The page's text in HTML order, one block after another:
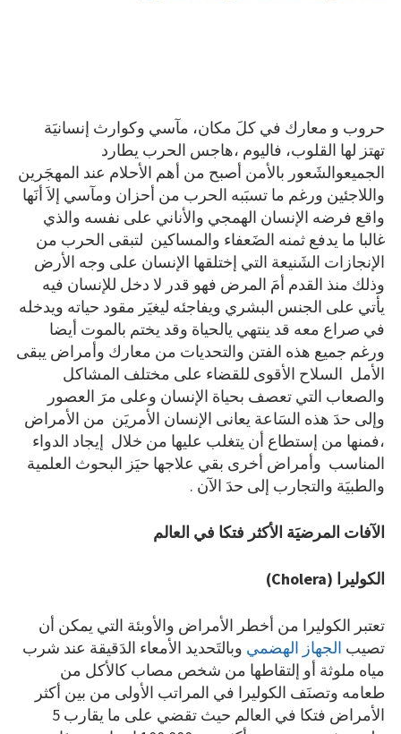
حروب و معارك في كلَ مكان، مآسي وكوارث إنسانيَة
تهتز لها القلوب، فاليوم ،هاجس الحرب يطارد
الجميعوالشَعور بالأمن أصبح من أهم الأحلام عند المهجَرين
واللاجئين ورغم ما تسبَبه الحرب من أحزان ومآسي إلاَ أنَها
واقع فرضه الإنسان الهمجي والأناني على نفسه والذي
غالبا ما يدفع ثمنه الضَعفاء والمساكين لتبقى الحرب من
الإنجازات الشَنيعة التي إختلقها الإنسان على وجه الأرض
وذلك منذ القدم أمَ المرض فهو قدر لا دخل للإنسان فيه
يأتي على الجنس البشري ويفاجئه ليغيَر مقود حياته ويدخله
في صراع معه قد ينتهي يالحياة وقد يختم بالموت أيضا
ورغم جميع هذه الفتن والتحديات من معارك وأمراض يبقى
الأمل السلاح الأقوى للقضاء على مختلف المشاكل
والصعاب التي تعصف بحياة الإنسان وعلى مرَ العصور
وإلى حدَ هذه السَاعة يعانى الإنسان الأمريَن من الأمراض
،فمنها من إستطاع أن يتغلب عليها من خلال إيجاد الدواء
المناسب وأمراض أخرى بقي علاجها حيَز البحوث العلمية
والطبيَة والتجارب إلى حدَ الآن .
الآفات المرضيَة الأكثر فتكا في العالم
الكوليرا (Cholera)
تعتبر الكوليرا من أخطر الأمراض والأوبئة التي يمكن أن
تصيب الجهاز الهضمي وبالتَحديد الأمعاء الدَقيقة عند شرب
مياه ملوثة أو إلتقاطها من شخص مصاب كالأكل من
طعامه وتصنَف الكوليرا في المراتب الأولى من بين أكثر
الأمراض فتكا في العالم حيث تقضي على ما يقارب 5